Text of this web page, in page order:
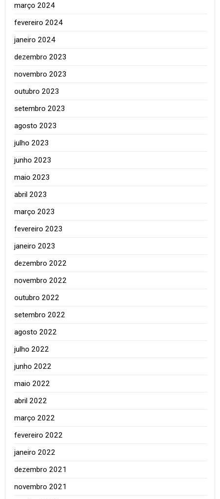
março 2024
fevereiro 2024
janeiro 2024
dezembro 2023
novembro 2023
outubro 2023
setembro 2023
agosto 2023
julho 2023
junho 2023
maio 2023
abril 2023
março 2023
fevereiro 2023
janeiro 2023
dezembro 2022
novembro 2022
outubro 2022
setembro 2022
agosto 2022
julho 2022
junho 2022
maio 2022
abril 2022
março 2022
fevereiro 2022
janeiro 2022
dezembro 2021
novembro 2021